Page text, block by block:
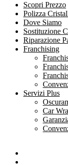
Scopri Prezzo
Polizza
Dove Siamo
Sostituzione
Riparazione
Franchising
Servizi Plus
Car